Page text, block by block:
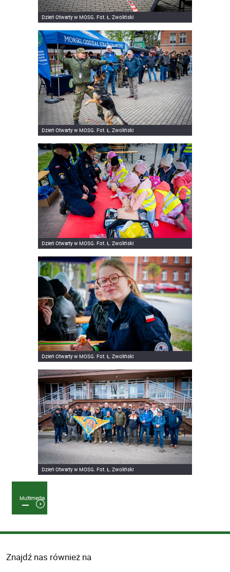
Dzień Otwarty w MOSG. Fot. Ł. Zwoliński
Dzień Otwarty w MOSG. Fot. Ł. Zwoliński
Dzień Otwarty w MOSG. Fot. Ł. Zwoliński
Dzień Otwarty w MOSG. Fot. Ł. Zwoliński
Dzień Otwarty w MOSG. Fot. Ł. Zwoliński
Multimedia
Znajdź nas również na